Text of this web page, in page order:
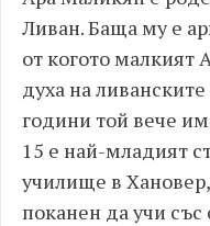
Ливан. Баща му е
от когото малкият
духа на
години той вече
15 е най-младият
училище в
поканен да учи